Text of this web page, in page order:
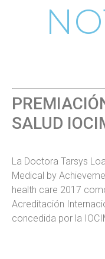
SALUD
La Doctora Tarsys
Medical by
health care 2017
Acreditación
concedida por la